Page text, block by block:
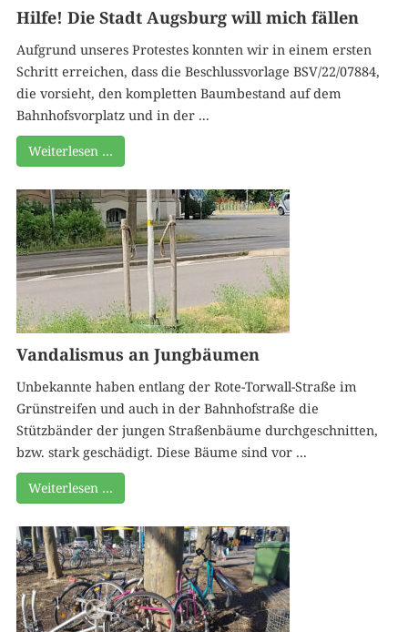
Hilfe! Die Stadt Augsburg will mich fällen
Aufgrund unseres Protestes konnten wir in einem ersten
Schritt erreichen, dass die Beschlussvorlage BSV/22/07884,
die vorsieht, den kompletten Baumbestand auf dem
Bahnhofsvorplatz und in der ...
Weiterlesen …
Vandalismus an Jungbäumen
Unbekannte haben entlang der Rote-Torwall-Straße im
Grünstreifen und auch in der Bahnhofstraße die
Stützbänder der jungen Straßenbäume durchgeschnitten,
bzw. stark geschädigt. Diese Bäume sind vor ...
Weiterlesen …